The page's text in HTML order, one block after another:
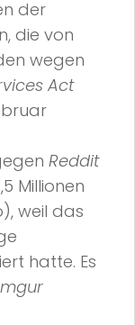
der
die von
wegen
Act
Reddit
Millionen
weil das
hatte. Es